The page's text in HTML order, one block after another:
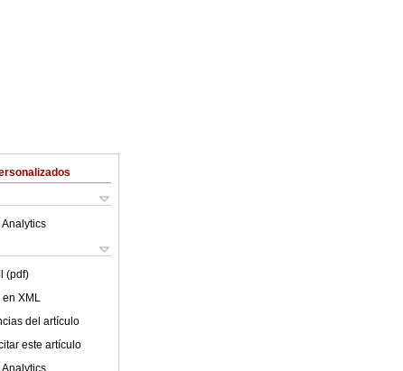
Analytics
(pdf)
XML
del artículo
este artículo
Analytics